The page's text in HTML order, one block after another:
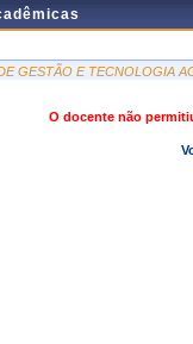
GESTÃO E TECNOLOGIA
O docente não